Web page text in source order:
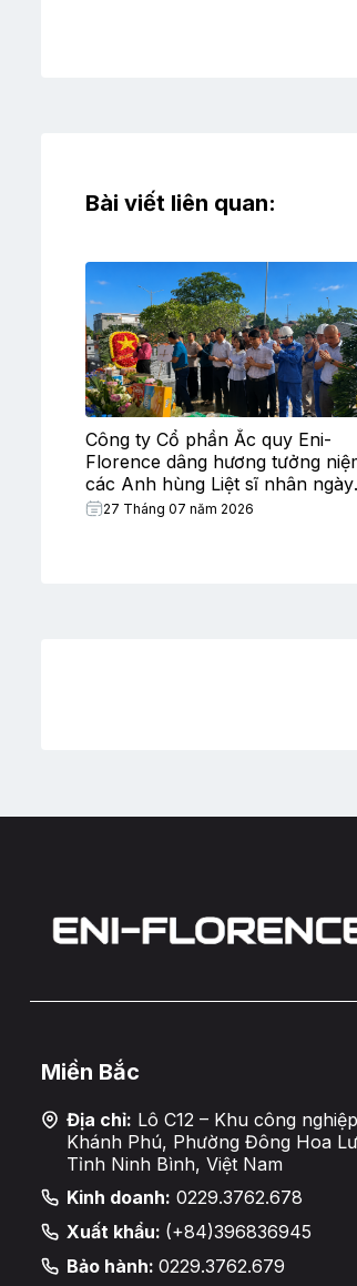
Bài viết liên quan:
Công ty Cổ phần Ắc quy Eni-
Florence dâng hương tưởng
các Anh hùng Liệt sĩ nhân ngày
Thương binh – Liệt sĩ
27 Tháng 07 năm 2026
Miền Bắc
Địa chỉ: Lô C12 – Khu công nghiệp
Khánh Phú, Phường Đông Hoa
Tỉnh Ninh Bình, Việt Nam
Kinh doanh: 0229.3762.678
Xuất khẩu: (+84)396836945
Bảo hành: 0229.3762.679